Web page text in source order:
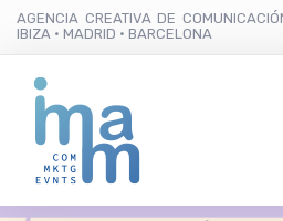
AGENCIA CREATIVA DE
IBIZA · MADRID · BARCELONA